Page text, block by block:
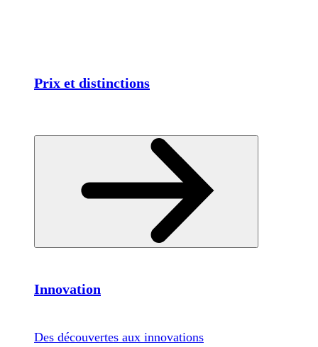
Prix et distinctions
Innovation
Des découvertes aux innovations